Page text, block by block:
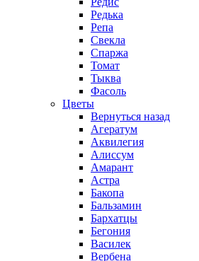
Редька
Репа
Свекла
Спаржа
Томат
Тыква
Фасоль
Цветы
Вернуться назад
Агератум
Аквилегия
Алиссум
Амарант
Астра
Бакопа
Бальзамин
Бархатцы
Бегония
Василек
Вербена